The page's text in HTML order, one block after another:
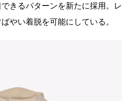
きるパターンを新たに採用。レ
やい着脱を可能にしている。